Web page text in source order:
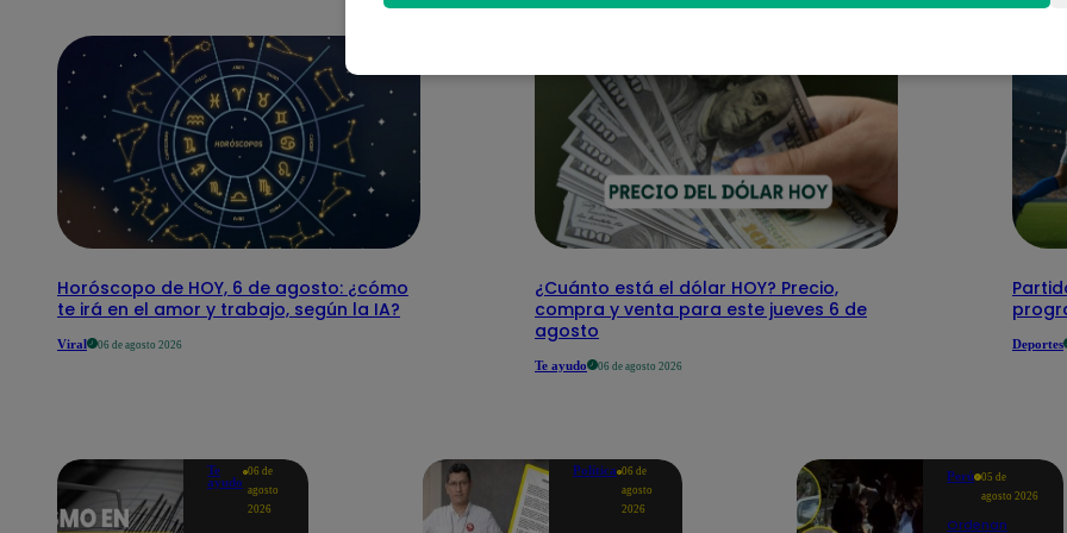
Horóscopo de HOY, 6 de agosto: ¿cómo
te irá en el amor y trabajo, según la IA?
Viral 06 de agosto 2026
¿Cuánto está el dólar HOY? Precio,
compra y venta para este jueves 6 de
agosto
Te ayudo 06 de agosto 2026
Deportes
Te
ayudo
06 de
agosto
2026
Política 06 de
agosto
2026
Perú
05 de
agosto 2026
Ordenan